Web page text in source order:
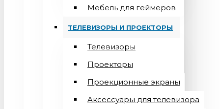
Мебель для геймеров
ТЕЛЕВИЗОРЫ И ПРОЕКТОРЫ
Телевизоры
Проекторы
Проекционные экраны
Aксессуары для телевизора